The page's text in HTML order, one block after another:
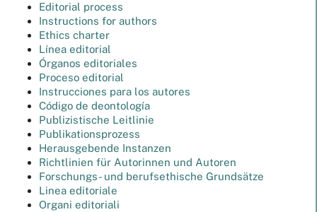
Editorial process
Instructions for authors
Ethics charter
Línea editorial
Órganos editoriales
Proceso editorial
Instrucciones para los autores
Código de deontología
Publizistische Leitlinie
Publikationsprozess
Herausgebende Instanzen
Richtlinien für Autorinnen und Autoren
Forschungs- und berufsethische Grundsätze
Linea editoriale
Organi editoriali